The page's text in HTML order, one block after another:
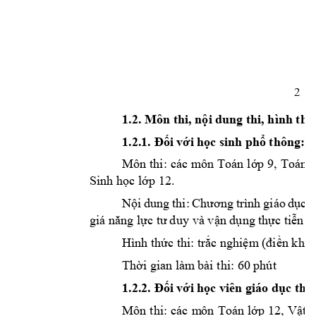
2
1.2. Môn thi, nội dung thi, hình th
1.2.1. Đối với học sinh phổ thông:
Môn thi: các môn Toán lớp 9, Toán l
Sinh học lớp 12.
Nội dung thi: Chương trình giáo dục
giá năng lực tư duy và vận dụng thực tiễn
Hình thức thi: trắc nghiệm (điền
Thời gian làm bài thi: 60 phút
1.2.2. Đối với học viên giáo dục
Môn thi: các môn Toán lớp 12, Vật